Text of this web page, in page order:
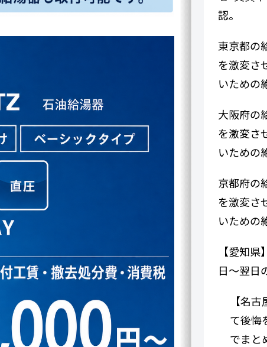
認。
東京都の
を激変さ
いための
大阪府の
を激変さ
いための
京都府の
を激変さ
いための
【愛知
日〜翌日
【名
て後悔
でまと